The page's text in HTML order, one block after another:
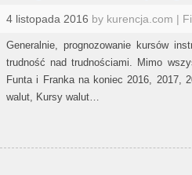
4 listopada 2016 by kurencja.com |
Generalnie, prognozowanie kursów
trudność nad trudnościami. Mimo
Funta i Franka na koniec 2016, 2017,
walut, Kursy walut…